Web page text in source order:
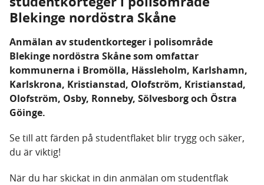
Blekinge nordöstra Skåne
Anmälan av studentkorteger i polisområde
Blekinge nordöstra Skåne som omfattar
kommunerna i Bromölla, Hässleholm, Karlshamn,
Karlskrona, Kristianstad, Olofström, Kristianstad,
Olofström, Osby, Ronneby, Sölvesborg och Östra
Göinge.
Se till att färden på studentflaket blir trygg och säker,
du är viktig!
När du har skickat in din anmälan om studentflak